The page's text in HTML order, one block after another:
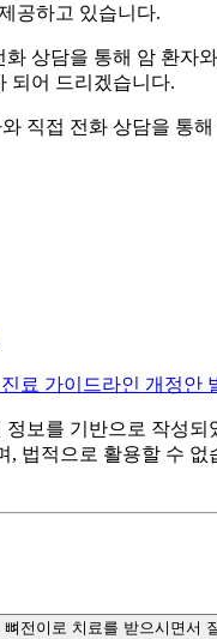
공하고 있습니다.
상담을 통해 암 환자
되어 드리겠습니다.
직접 전화 상담을 통
료 가이드라인 개정안
보를 기반으로 작성되
법적으로 활용할 수
전이로 치료를 받으시면서